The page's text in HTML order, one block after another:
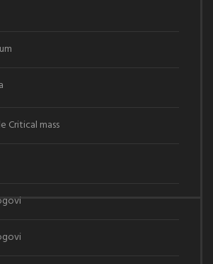
Critical mass